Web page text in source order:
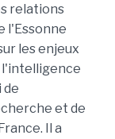
relations
l'Essonne
les enjeux
l'intelligence
de
et de
Il a